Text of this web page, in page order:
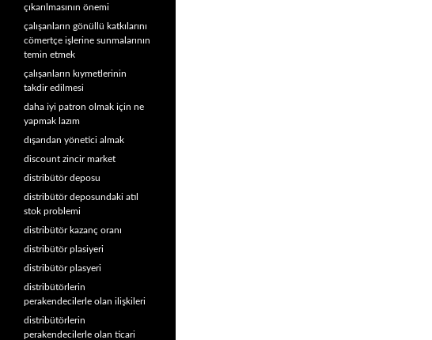
çıkarılmasının önemi
çalışanların gönüllü katkılarını
cömertçe işlerine sunmalarının
temin etmek
çalışanların kıymetlerinin
takdir edilmesi
daha iyi patron olmak için ne
yapmak lazım
dışarıdan yönetici almak
discount zincir market
distribütör deposu
distribütör deposundaki atıl
stok problemi
distribütör kazanç oranı
distribütör plasiyeri
distribütör plasyeri
distribütörlerin
perakendecilerle olan ilişkileri
distribütörlerin
perakendecilerle olan ticari